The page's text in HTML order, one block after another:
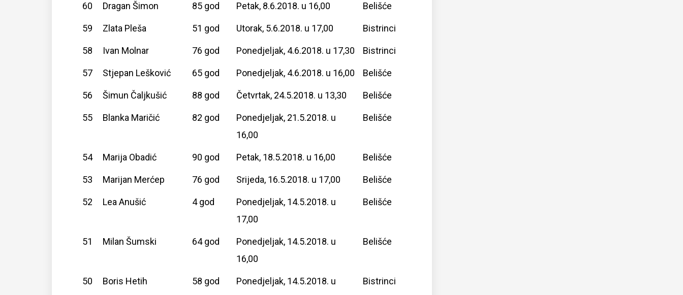
60 Dragan Šimon 85 god Petak, 8.6.2018. u 16,00 Belišće
59 Zlata Pleša 51 god Utorak, 5.6.2018. u 17,00 Bistrinci
58 Ivan Molnar 76 god Ponedjeljak, 4.6.2018. u 17,30 Bistrinci
57 Stjepan Lešković 65 god Ponedjeljak, 4.6.2018. u 16,00 Belišće
56 Šimun Čaljkušić 88 god Četvrtak, 24.5.2018. u 13,30 Belišće
55 Blanka Maričić 82 god
Ponedjeljak, 21.5.2018. u
16,00
Belišće
54 Marija Obadić 90 god Petak, 18.5.2018. u 16,00 Belišće
53 Marijan Merćep 76 god Srijeda, 16.5.2018. u 17,00 Belišće
52 Lea Anušić 4 god
Ponedjeljak, 14.5.2018. u
17,00
Belišće
51 Milan Šumski 64 god
Ponedjeljak, 14.5.2018. u
16,00
Belišće
50 Boris Hetih 58 god
Ponedjeljak, 14.5.2018. u
Bistrinci